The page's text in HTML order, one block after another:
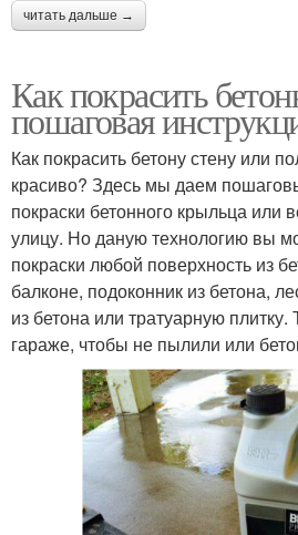
читать дальше →
Как покрасить
пошаговая
Как покрасить бетону стену или
красиво? Здесь мы даем
покраски бетонного крыльца или
улицу. Но даную технологию вы
покраски любой поверхность из
балконе, подоконник из бетона,
из бетона или тратуарную
гараже, чтобы не пылили или